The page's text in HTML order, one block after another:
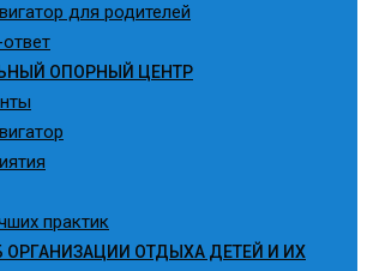
для родителей
ОПОРНЫЙ ЦЕНТР
практик
ОРГАНИЗАЦИИ ОТДЫХА ДЕТЕЙ И ИХ